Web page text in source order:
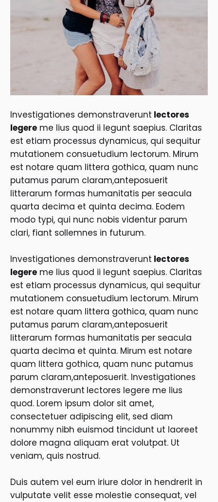
Investigationes demonstraverunt lectores
legereme lius quod ii legunt saepius. Claritas
est etiam processus dynamicus, qui sequitur
mutationem consuetudium lectorum. Mirum
est notare quam littera gothica, quam nunc
putamus parum claram,anteposuerit
litterarum formas humanitatis per seacula
quarta decima et quinta decima. Eodem
modo typi, qui nunc nobis videntur parum
clari, fiant sollemnes in futurum.
Investigationes demonstraverunt lectores
legereme lius quod ii legunt saepius. Claritas
est etiam processus dynamicus, qui sequitur
mutationem consuetudium lectorum. Mirum
est notare quam littera gothica, quam nunc
putamus parum claram,anteposuerit
litterarum formas humanitatis per seacula
quarta decima et quinta. Mirum est notare
quam littera gothica, quam nunc putamus
parum claram,anteposuerit. Investigationes
demonstraverunt lectores legere me lius
quod. Lorem ipsum dolor sit amet,
consectetuer adipiscing elit, sed diam
nonummy nibh euismod tincidunt ut laoreet
dolore magna aliquam erat volutpat. Ut
veniam, quis nostrud.
Duis autem vel eum iriure dolor in hendrerit in
vulputate velit esse molestie consequat, vel